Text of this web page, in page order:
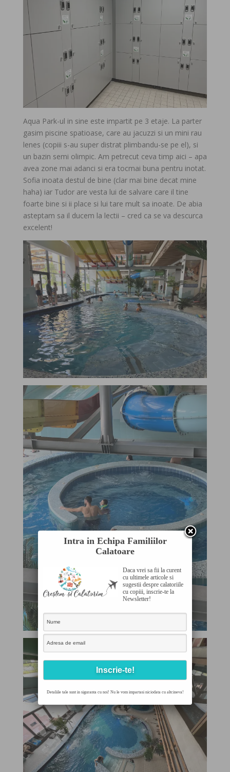
Aqua Park-ul in sine este impartit pe 3 etaje. La parter
gasim piscine spatioase, care au jacuzzi si un mini rau
lenes (copiii s-au super distrat plimbandu-se pe el), si
un bazin semi olimpic. Am petrecut ceva timp aici – apa
avea zone mai adanci si era tocmai buna pentru inotat.
Sofia inoata destul de bine (clar mai bine decat mine
haha) iar Tudor are vesta lui de salvare care il tine
foarte bine si ii place si lui tare mult sa inoate. De abia
asteptam sa il ducem la lectii – cred ca se va descurca
excelent!
Intra in Echipa Familiilor
Calatoare
Daca vrei sa fii la curent
cu ultimele articole si
sugestii despre calatoriile
cu copiii, inscrie-te la
Newsletter!
Detaliile tale sunt in siguranta cu noi! Nu le vom impartasi niciodata cu altcineva!